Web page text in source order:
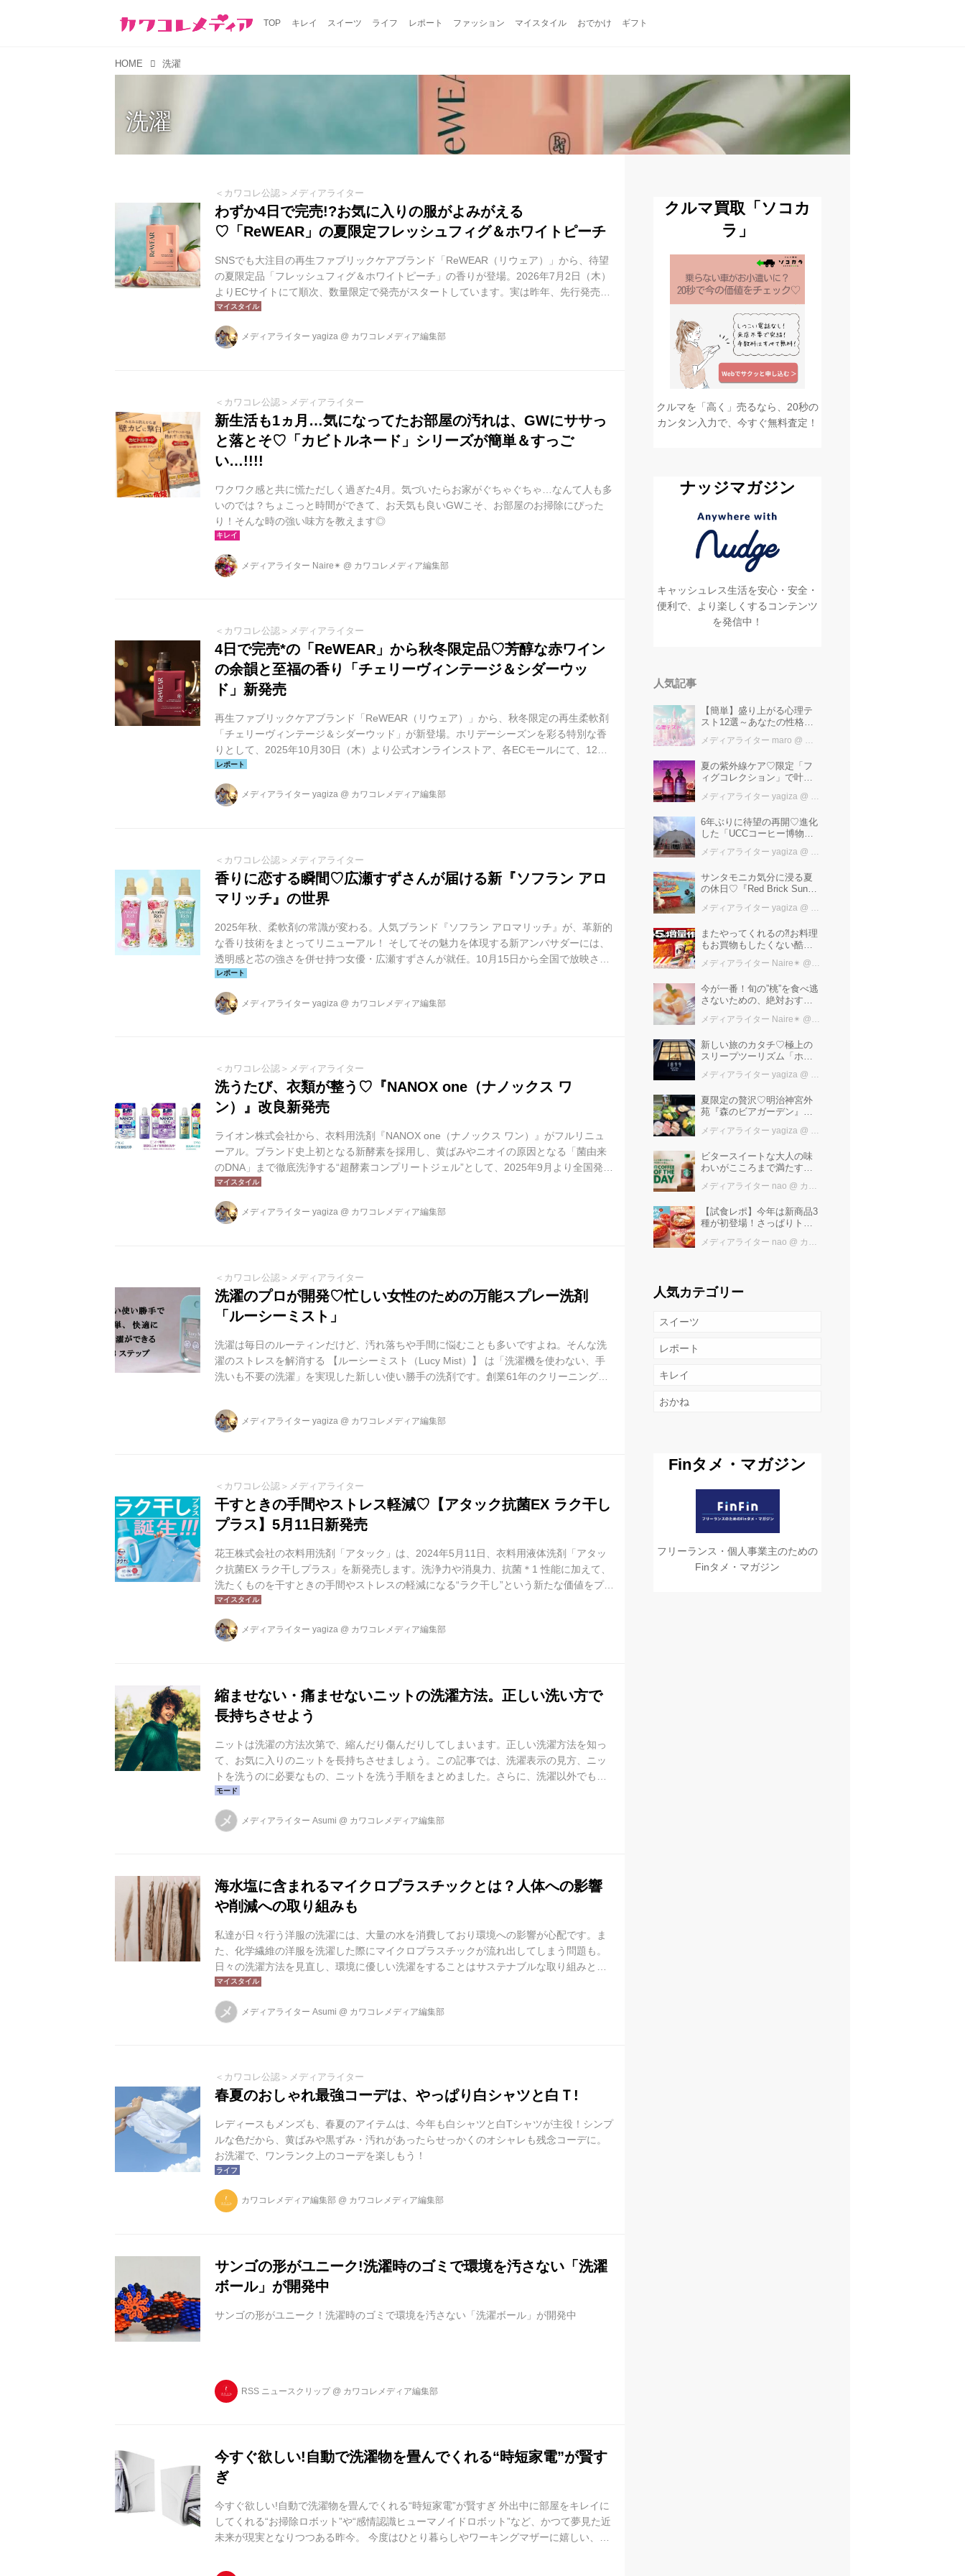
TOP キレイ スイーツ ライフ レポート ファッション マイスタイル おでかけ ギフト
HOME 洗濯
洗濯
＜カワコレ公認＞メディアライター
わずか4日で完売!?お気に入りの服がよみがえる
♡「ReWEAR」の夏限定フレッシュフィグ＆ホワイトピーチ
SNSでも大注目の再生ファブリックケアブランド「ReWEAR（リウェア）」から、待望
の夏限定品「フレッシュフィグ＆ホワイトピーチ」の香りが登場。2026年7月2日（木）
よりECサイトにて順次、数量限定で発売がスタートしています。実は昨年、先行発売時
にわずか4日で完売したという伝説を持つシリーズ。お気に入りの一着を長く、美しく着
続けるための新しい贅沢ケアが、この夏さらにパワーアップして帰ってきました。
メディアライター yagiza @ カワコレメディア編集部
＜カワコレ公認＞メディアライター
新生活も1ヵ月…気になってたお部屋の汚れは、GWにササっ
と落とそ♡「カビトルネード」シリーズが簡単＆すっご
い…!!!!
ワクワク感と共に慌ただしく過ぎた4月。気づいたらお家がぐちゃぐちゃ…なんて人も多
いのでは？ちょこっと時間ができて、お天気も良いGWこそ、お部屋のお掃除にぴった
り！そんな時の強い味方を教えます◎
メディアライター Naire✴︎ @ カワコレメディア編集部
＜カワコレ公認＞メディアライター
4日で完売*の「ReWEAR」から秋冬限定品♡芳醇な赤ワイン
の余韻と至福の香り「チェリーヴィンテージ＆シダーウッ
ド」新発売
再生ファブリックケアブランド「ReWEAR（リウェア）」から、秋冬限定の再生柔軟剤
「チェリーヴィンテージ＆シダーウッド」が新登場。ホリデーシーズンを彩る特別な香
りとして、2025年10月30日（木）より公式オンラインストア、各ECモールにて、12月1
日（月）より全国のドラッグストア、総合スーパー（一部企業、店舗除く）にて数量限
定で発売します。
メディアライター yagiza @ カワコレメディア編集部
＜カワコレ公認＞メディアライター
香りに恋する瞬間♡広瀬すずさんが届ける新『ソフラン アロ
マリッチ』の世界
2025年秋、柔軟剤の常識が変わる。人気ブランド『ソフラン アロマリッチ』が、革新的
な香り技術をまとってリニューアル！ そしてその魅力を体現する新アンバサダーには、
透明感と芯の強さを併せ持つ女優・広瀬すずさんが就任。10月15日から全国で放映され
る新TVCMでは、彼女の「たまらん」表情が、香りの魔法をリアルに伝えてくれます。
メディアライター yagiza @ カワコレメディア編集部
＜カワコレ公認＞メディアライター
洗うたび、衣類が整う♡『NANOX one（ナノックス ワ
ン）』改良新発売
ライオン株式会社から、衣料用洗剤『NANOX one（ナノックス ワン）』がフルリニュ
ーアル。ブランド史上初となる新酵素を採用し、黄ばみやニオイの原因となる「菌由来
のDNA」まで徹底洗浄する“超酵素コンプリートジェル”として、2025年9月より全国発売
されます。
メディアライター yagiza @ カワコレメディア編集部
＜カワコレ公認＞メディアライター
洗濯のプロが開発♡忙しい女性のための万能スプレー洗剤
「ルーシーミスト」
洗濯は毎日のルーティンだけど、汚れ落ちや手間に悩むことも多いですよね。そんな洗
濯のストレスを解消する 【ルーシーミスト（Lucy Mist）】 は「洗濯機を使わない、⼿
洗いも不要の洗濯」を実現した新しい使い勝手の洗剤です。創業61年のクリーニング店
してくれる優れもの♡今回は、そんな「ルーシーミスト」の魅力を詳しくご紹介しま
す！
メディアライター yagiza @ カワコレメディア編集部
＜カワコレ公認＞メディアライター
干すときの手間やストレス軽減♡【アタック抗菌EX ラク干し
プラス】5月11日新発売
花王株式会社の衣料用洗剤「アタック」は、2024年5月11日、衣料用液体洗剤「アタッ
ク抗菌EX ラク干しプラス」を新発売します。洗浄力や消臭力、抗菌＊1 性能に加えて、
洗たくものを干すときの手間やストレスの軽減になる“ラク干し”という新たな価値をプラ
ス。洗浄性と衣類の摩擦軽減を両立することで、衣類のからまりを防ぎ、洗たく槽から
するする取り出せ、シワまで抑制します。※1 すべての菌の増殖を抑えるわけではあり
ませんメディアライター yagiza @ カワコレメディア編集部
縮ませない・痛ませないニットの洗濯方法。正しい洗い方で
長持ちさせよう
ニットは洗濯の方法次第で、縮んだり傷んだりしてしまいます。正しい洗濯方法を知っ
て、お気に入りのニットを長持ちさせましょう。この記事では、洗濯表示の見方、ニッ
トを洗うのに必要なもの、ニットを洗う手順をまとめました。さらに、洗濯以外でもニ
ットを永く愛用するための保管方法やお手入れの方法も紹介します。
メ メディアライター Asumi @ カワコレメディア編集部
海水塩に含まれるマイクロプラスチックとは？人体への影響
や削減への取り組みも
私達が日々行う洋服の洗濯には、大量の水を消費しており環境への影響が心配です。ま
た、化学繊維の洋服を洗濯した際にマイクロプラスチックが流れ出してしまう問題も。
日々の洗濯方法を見直し、環境に優しい洗濯をすることはサステナブルな取り組みとな
ります。ここでは洋服のサステナブルな洗濯方法、長持ちさせる洗濯のコツなどを紹介
します。
メ メディアライター Asumi @ カワコレメディア編集部
＜カワコレ公認＞メディアライター
春夏のおしゃれ最強コーデは、やっぱり白シャツと白Ｔ!
レディースもメンズも、春夏のアイテムは、今年も白シャツと白Tシャツが主役！シンプ
ルな色だから、黄ばみや黒ずみ・汚れがあったらせっかくのオシャレも残念コーデに。
お洗濯で、ワンランク上のコーデを楽しもう！
カワコレメディア編集部 @ カワコレメディア編集部
サンゴの形がユニーク!洗濯時のゴミで環境を汚さない「洗濯
ボール」が開発中
サンゴの形がユニーク！洗濯時のゴミで環境を汚さない「洗濯ボール」が開発中
RSS ニュースクリップ @ カワコレメディア編集部
今すぐ欲しい!自動で洗濯物を畳んでくれる“時短家電”が賢す
ぎ
今すぐ欲しい!自動で洗濯物を畳んでくれる“時短家電”が賢すぎ 外出中に部屋をキレイに
してくれる“お掃除ロボット”や“感情認識ヒューマノイドロボット”など、かつて夢見た近
未来が現実となりつつある昨今。 今度はひとり暮らしやワーキングマザーに嬉しい、洗
ランドリールームに置ける家庭用“洗濯物折りたたみ機”。 乾燥機から取り出した衣服
クルマ買取「ソコカ
ラ」
クルマを「高く」売るなら、20秒の
カンタン入力で、今すぐ無料査定！
ナッジマガジン
キャッシュレス生活を安心・安全・
便利で、より楽しくするコンテンツ
を発信中！
人気記事
【簡単】盛り上がる心理テ
スト12選～あなたの性格を
メディアライター maro @ カワコレメディア編集部
夏の紫外線ケア♡限定「フ
ィグコレクション」で叶え
メディアライター yagiza @ カワコレメディア編集部
6年ぶりに待望の再開♡進化
した「UCCコーヒー博物
ーマパーク”！館内展示の全
メディアライター yagiza @ カワコレメディア編集部
サンタモニカ気分に浸る夏
の休日♡『Red Brick Sunset
レンガ倉庫】
メディアライター yagiza @ カワコレメディア編集部
またやってくれるの⁈お料理
もお買物もしたくない酷暑
けば増量中！！
メディアライター Naire✴︎ @ カワコレメディア編集部
今が一番！旬の”桃”を食べ逃
さないための、絶対おすす
メディアライター Naire✴︎ @ カワコレメディア編集部
新しい旅のカタチ♡極上の
スリープツーリズム「ホテ
で「ととの寝」快眠ステイ
メディアライター yagiza @ カワコレメディア編集部
夏限定の贅沢♡明治神宮外
苑『森のビアガーデン』で
め」を堪能しよう
メディアライター yagiza @ カワコレメディア編集部
ビタースイートな大人の味
わいがこころまで満たす
COFFEE OF THE DAY カフ
メディアライター nao @ カワコレメディア編集部
【試食レポ】今年は新商品3
種が初登場！さっぱりトマ
びっくりドンキーの「トマ
メディアライター nao @ カワコレメディア編集部
人気カテゴリー
スイーツ
レポート
キレイ
おかね
Finタメ・マガジン
フリーランス・個人事業主のための
Finタメ・マガジン